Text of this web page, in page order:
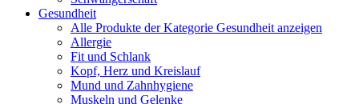
Gesundheit
Alle Produkte der Kategorie Gesundheit anzeigen
Allergie
Fit und Schlank
Kopf, Herz und Kreislauf
Mund und Zahnhygiene
Muskeln und Gelenke